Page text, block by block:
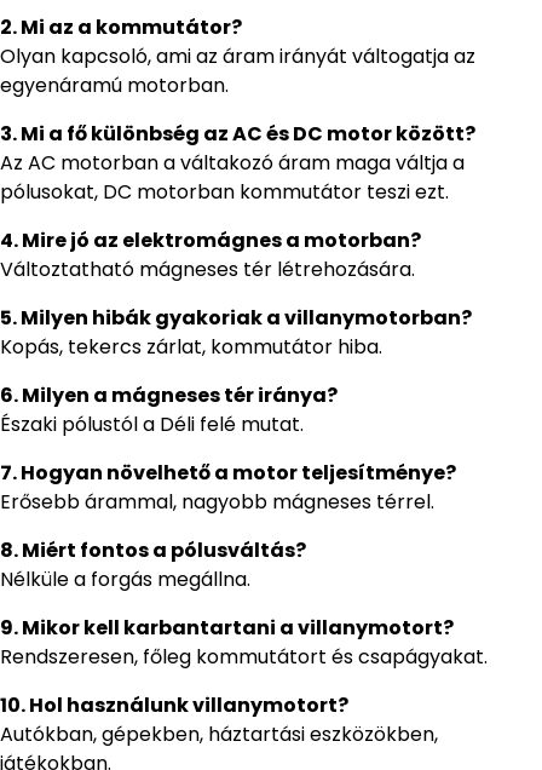
2. Mi az a kommutátor?
Olyan kapcsoló, ami az áram irányát váltogatja az
egyenáramú motorban.
3. Mi a fő különbség az AC és DC motor között?
Az AC motorban a váltakozó áram maga váltja a
pólusokat, DC motorban kommutátor teszi ezt.
4. Mire jó az elektromágnes a motorban?
Változtatható mágneses tér létrehozására.
5. Milyen hibák gyakoriak a villanymotorban?
Kopás, tekercs zárlat, kommutátor hiba.
6. Milyen a mágneses tér iránya?
Északi pólustól a Déli felé mutat.
7. Hogyan növelhető a motor teljesítménye?
Erősebb árammal, nagyobb mágneses térrel.
8. Miért fontos a pólusváltás?
Nélküle a forgás megállna.
9. Mikor kell karbantartani a villanymotort?
Rendszeresen, főleg kommutátort és csapágyakat.
10. Hol használunk villanymotort?
Autókban, gépekben, háztartási eszközökben,
játékokban.